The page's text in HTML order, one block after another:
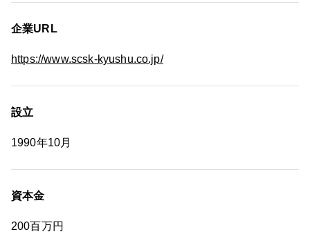
企業URL
https://www.scsk-kyushu.co.jp/
設立
1990年10月
資本金
200百万円